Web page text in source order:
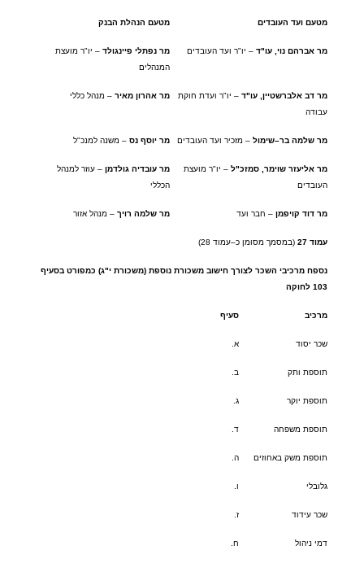
מטעם ועד העובדים מטעם הנהלת הבנק
מר אברהם נוי עו"ד – יו"ר ועד העובדים מר נפתלי פיינגולד – יו"ר מועצת
המנהלים
מר דב אלברשטיין עו"ד – יו"ר ועדת חוקת
עבודה
מר אהרון מאיר – מנהל כללי
מר שלמה בר–שימול – מזכיר ועד העובדים מר יוסף נס – משנה למנכ"ל
מר אליעזר שוימר סמזכ"ל – יו"ר מועצת
העובדים
מר עובדיה גולדמן – עוזר למנהל
הכללי
מר דוד קויפמן – חבר ועד מר שלמה רויך – מנהל אזור
עמוד (במסמך מסומן כ–עמוד
נספח מרכיבי השכר לצורך חישוב משכורת נוספת (משכורת י"ג) כמפורט בסעיף
103 לחוקה
מרכיב סעיף
שכר יסוד א
תוספת ותק ב
תוספת יוקר ג
תוספת משפחה ד
תוספת משק באחוזים ה
גלובלי ו
שכר עידוד ז
דמי ניהול ח